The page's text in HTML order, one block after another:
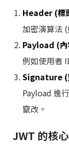
Header (標
加密演算法
Payload (
例如使用者
Signature (
Payload 進
竄改。
JWT 的核